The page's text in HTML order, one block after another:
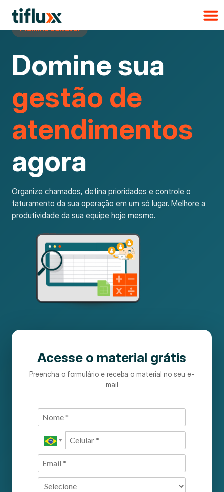
Planilha editável
Domine sua
gestão de
atendimentos
agora
Organize chamados, defina prioridades e controle o
faturamento da sua operação em um só lugar. Melhore a
produtividade da sua equipe hoje mesmo.
Acesse o material grátis
Preencha o formulário e receba o material no seu e-
mail